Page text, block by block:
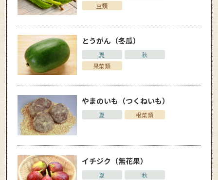
豆類
とうがん（冬瓜）
夏
秋
果菜類
やまのいも（つくねいも）
夏 根菜類
イチジク（無花果）
夏
秋